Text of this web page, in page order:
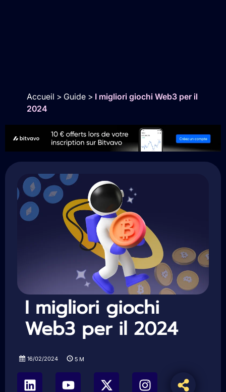
Accueil > Guide> I migliori giochi Web3 per il
2024
I migliori giochi
Web3 per il 2024
16/02/2024 5 M